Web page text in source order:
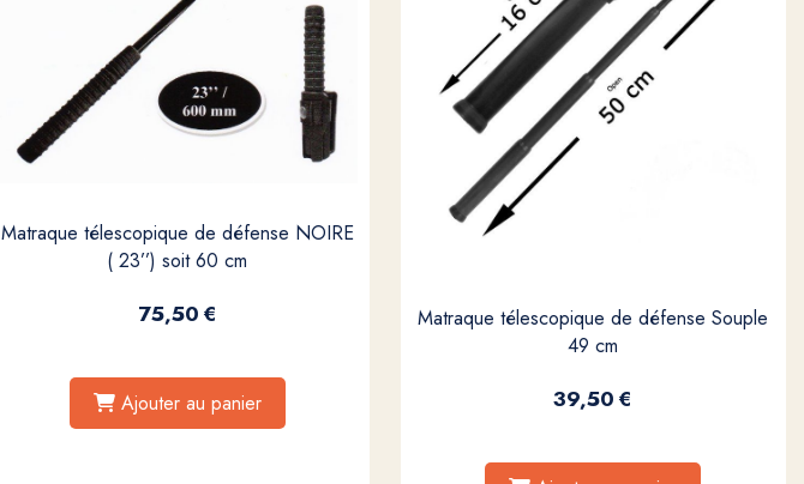
Matraque télescopique de défense NOIRE
( 23’’) soit 60 cm
75,50€
Ajouter au panier
Matraque télescopique de défense Souple
49 cm
39,50€